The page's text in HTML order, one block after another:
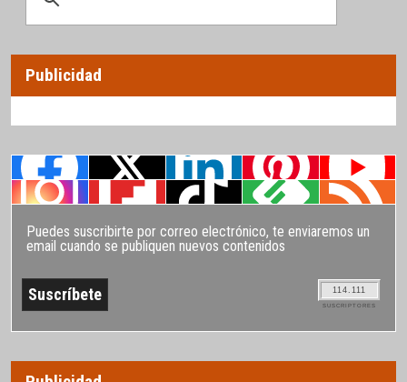
Publicidad
Puedes suscribirte por correo electrónico, te enviaremos un
email cuando se publiquen nuevos contenidos
114.111
SUSCRIPTORES